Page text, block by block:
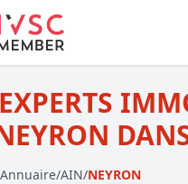
Annuaire/AIN/NEYRON